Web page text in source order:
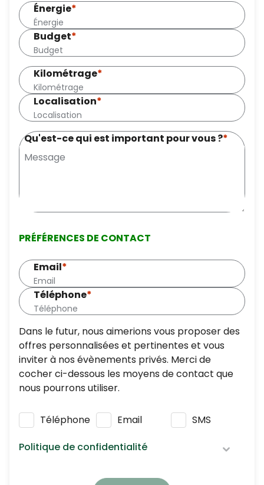
Énergie*
Budget*
Kilométrage*
Localisation*
Qu'est-ce qui est important pour vous ?*
PRÉFÉRENCES DE CONTACT
Email*
Téléphone*
Dans le futur, nous aimerions vous proposer des
offres personnalisées et pertinentes et vous
inviter à nos évènements privés. Merci de
cocher ci-dessous les moyens de contact que
nous pourrons utiliser.
Téléphone Email
SMS
Politique de confidentialité
Nous respectons vos données personnelles :